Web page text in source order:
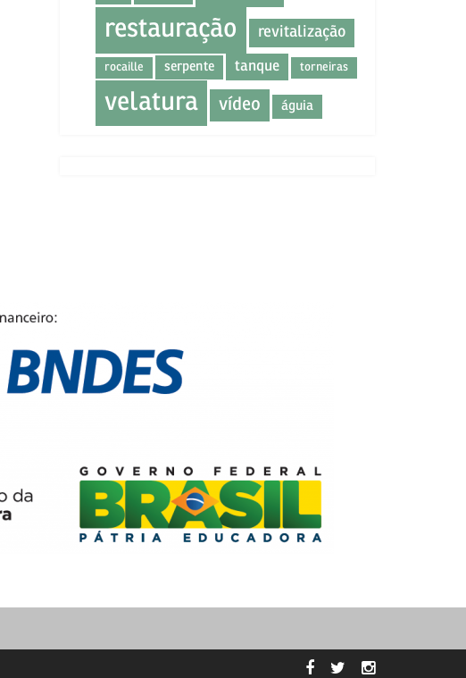
restauração revitalização
rocaille serpente tanque torneiras
velatura vídeo águia